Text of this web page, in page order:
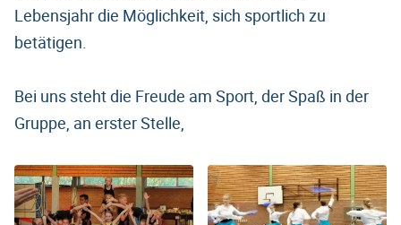
Lebensjahr die Möglichkeit, sich sportlich zu
betätigen.
Bei uns steht die Freude am Sport, der Spaß in der
Gruppe, an erster Stelle,